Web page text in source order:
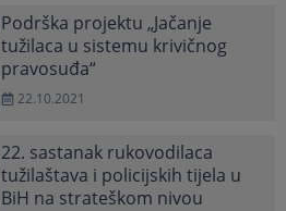
Podrška projektu „Jačanje
tužilaca u sistemu krivičnog
pravosuđa“
22.10.2021
22. sastanak rukovodilaca
tužilaštava i policijskih tijela u
BiH na strateškom nivou